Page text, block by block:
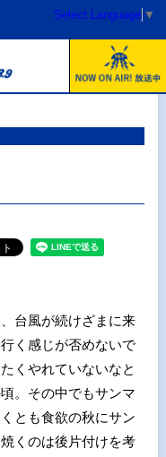
Select Language ▼
台風が続けざまに来
く感じが否めないで
くやれていないなと
。その中でもサンマ
とも食欲の秋にサン
くのは後片付けを考